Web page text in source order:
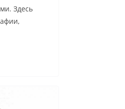
Здесь